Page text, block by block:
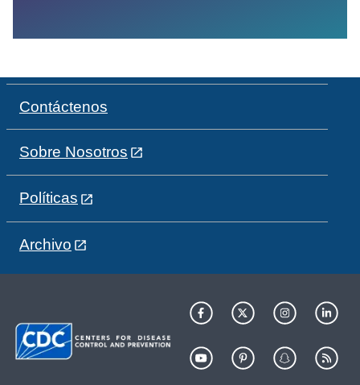
Contáctenos
Sobre Nosotros
Políticas
Archivo